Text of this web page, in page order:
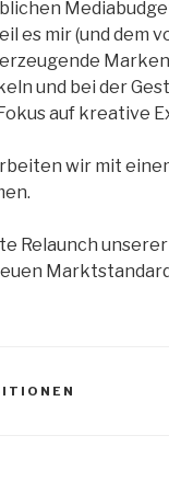
es mir (und dem
und bei der
auf kreative
wir mit
Relaunch